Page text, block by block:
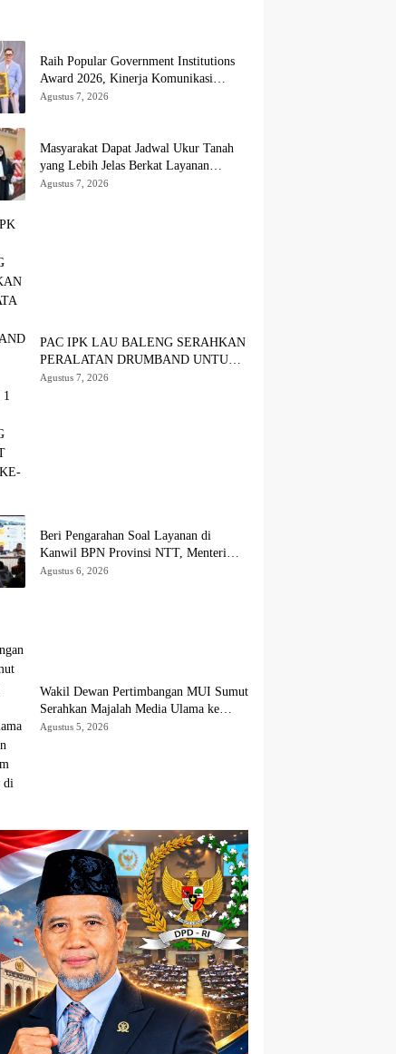
Raih Popular Government Institutions
Award 2026, Kinerja Komunikasi
Publik Kementerian ATR/BPN Kembali
Agustus 7, 2026
Masyarakat Dapat Jadwal Ukur Tanah
yang Lebih Jelas Berkat Layanan
Pengukuran Terjadwal
Agustus 7, 2026
PAC IPK LAU BALENG SERAHKAN
PERALATAN DRUMBAND UNTUK
SMA NEGERI 1 LAU BALENG
Agustus 7, 2026
Beri Pengarahan Soal Layanan di
Kanwil BPN Provinsi NTT, Menteri
Nusron: Gunakan Sudut Pandang
Agustus 6, 2026
Wakil Dewan Pertimbangan MUI Sumut
Serahkan Majalah Media Ulama ke
Wamen dan Ketum PP Persis di Balige
Agustus 5, 2026